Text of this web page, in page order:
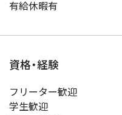
有給休暇有
資格・経験
フリーター歓迎
学生歓迎